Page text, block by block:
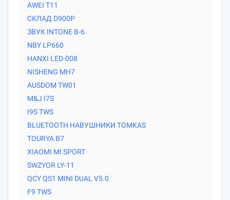
AWEI T11
СКЛАД D900P
ЗВУК INTONE B-6
NBY LP660
HANXI LED-008
NISHENG MH7
AUSDOM TW01
M&J I7S
I9S TWS
BLUETOOTH НАВУШНИКИ TOMKAS
TOURYA B7
XIAOMI MI SPORT
SWZYOR LY-11
QCY QS1 MINI DUAL V5.0
F9 TWS